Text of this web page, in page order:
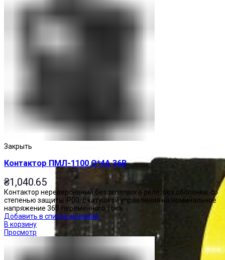
Кнопки управления
Закрыть
Контактор ПМЛ-1100 О*4А 36В
₴1,040.65
Контактор нереверсивный без теплового реле, без оболочки, со
степенью защиты IP00, с катушкой управления на номинальное
напряжение 36В переменного тока.
Добавить в список желаний
В корзину
Просмотр